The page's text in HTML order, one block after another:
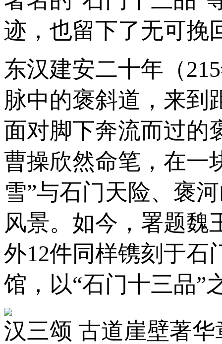
迹，也留下了无可挽
东汉建安二十年（
脉中的褒斜道，来到
面对脚下奔流而过的
曹操欣然命笔，在一
雪”与石门天险、褒
风景。如今，署题魏
外12件同样镌刻于石
馆，以“石门十三品”
汉三颂 古道崖壁著华